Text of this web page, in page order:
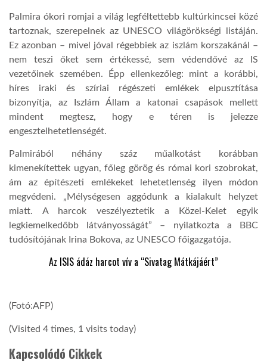
Palmira ókori romjai a világ legféltettebb kultúrkincsei közé
tartoznak, szerepelnek az UNESCO világörökségi listáján.
Ez azonban – mivel jóval régebbiek az iszlám korszakánál –
nem teszi őket sem értékessé, sem védendővé az IS
vezetőinek szemében. Épp ellenkezőleg: mint a korábbi,
híres iraki és szíriai régészeti emlékek elpusztítása
bizonyítja, az Iszlám Állam a katonai csapások mellett
mindent megtesz, hogy e téren is jelezze
engesztelhetetlenségét.
Palmirából néhány száz műalkotást korábban
kimenekítettek ugyan, főleg görög és római kori szobrokat,
ám az építészeti emlékeket lehetetlenség ilyen módon
megvédeni. „Mélységesen aggódunk a kialakult helyzet
miatt. A harcok veszélyeztetik a Közel-Kelet egyik
legkiemelkedőbb látványosságát” – nyilatkozta a BBC
tudósítójának Irina Bokova, az UNESCO főigazgatója.
Az ISIS ádáz harcot vív a “Sivatag Mátkájáért”
(Fotó:AFP)
(Visited 4 times, 1 visits today)
Kapcsolódó Cikkek